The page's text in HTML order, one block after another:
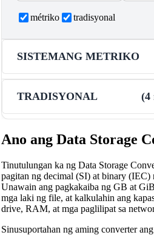
métriko tradisyonal
SISTEMANG METRIKO
TRADISYONAL (4
Ano ang Data Storage
Tinutulungan ka ng Data Storage
pagitan ng decimal (SI) at binary (IEC)
Unawain ang pagkakaiba ng GB at
mga laki ng file, at kalkulahin ang
drive, RAM, at mga paglilipat sa
Sinusuportahan ng aming converter